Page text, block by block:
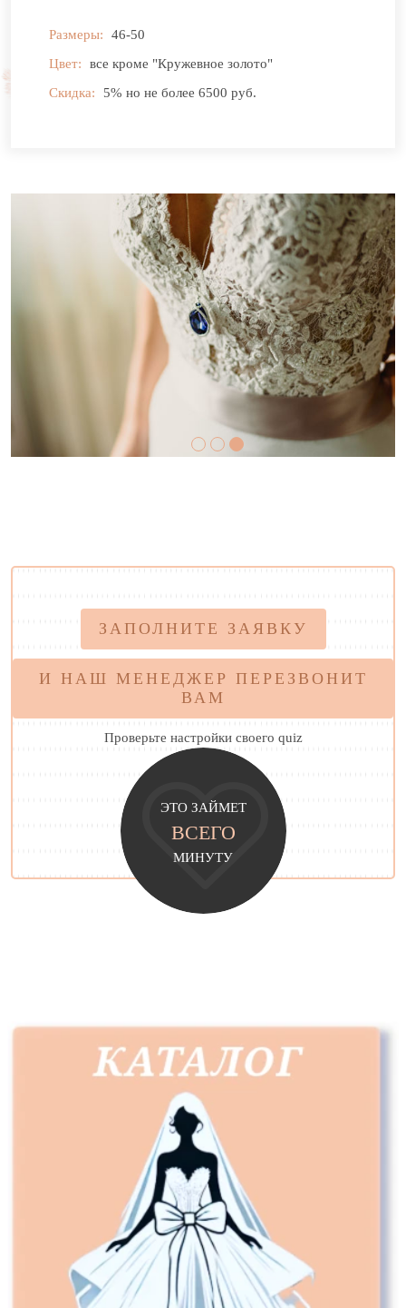
Размеры:
46-50
Цвет:
все кроме "Кружевное золото"
Скидка:
5% но не более 6500 руб.
ЗАПОЛНИТЕ ЗАЯВКУ
И НАШ МЕНЕДЖЕР ПЕРЕЗВОНИТ
ВАМ
Проверьте настройки своего quiz
ЭТО ЗАЙМЕТ
ВСЕГО
МИНУТУ